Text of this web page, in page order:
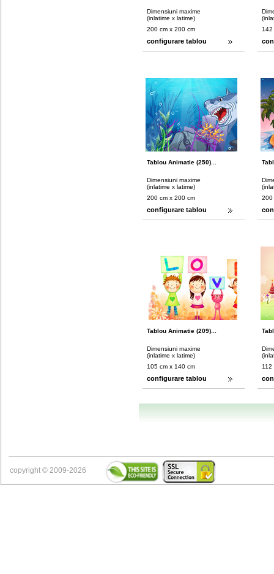
Dimensiuni maxime
(inlatime x latime)
200 cm x 200 cm
configurare tablou
142
Tablou Animatie (250)...
Dimensiuni maxime
(inlatime x latime)
200 cm x 200 cm
configurare tablou
200
Tablou Animatie (209)...
Dimensiuni maxime
(inlatime x latime)
105 cm x 140 cm
configurare tablou
112
copyright © 2009-2026